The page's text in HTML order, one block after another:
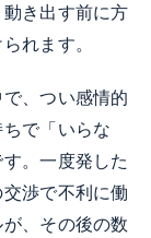
き出す前に方
れます。
、つい感情的
で「いらな
。一度発した
渉で不利に働
、その後の数